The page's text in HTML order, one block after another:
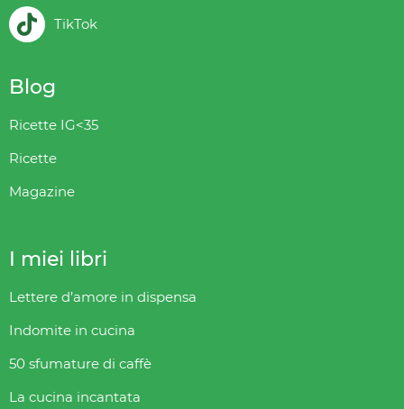
TikTok
Blog
Ricette IG<35
Ricette
Magazine
I miei libri
Lettere d’amore in dispensa
Indomite in cucina
50 sfumature di caffè
La cucina incantata